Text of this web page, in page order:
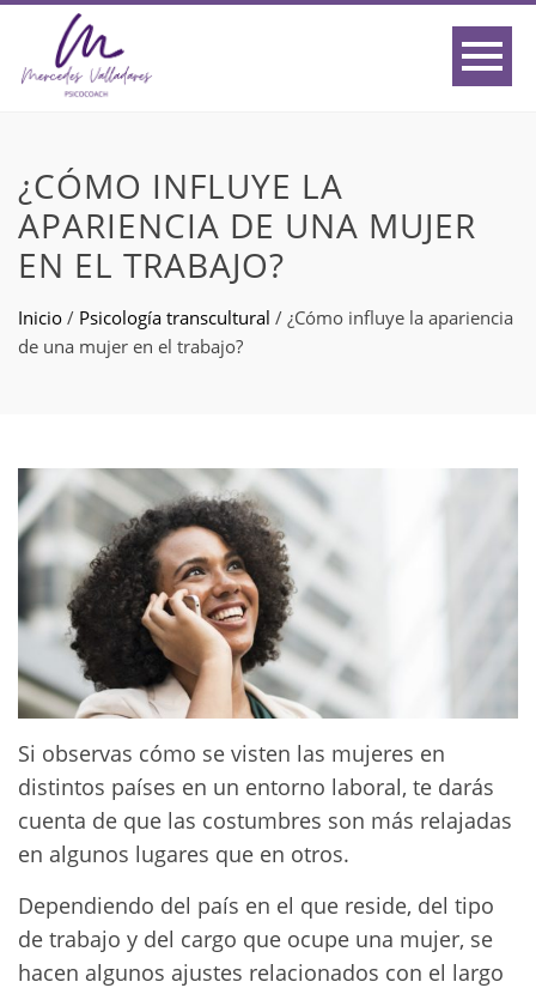
¿CÓMO INFLUYE LA
APARIENCIA DE UNA MUJER
EN EL TRABAJO?
Inicio / Psicología transcultural / ¿Cómo influye la apariencia
de una mujer en el trabajo?
Si observas cómo se visten las mujeres en
distintos países en un entorno laboral, te darás
cuenta de que las costumbres son más relajadas
en algunos lugares que en otros.
Dependiendo del país en el que reside, del tipo
de trabajo y del cargo que ocupe una mujer, se
hacen algunos ajustes relacionados con el largo